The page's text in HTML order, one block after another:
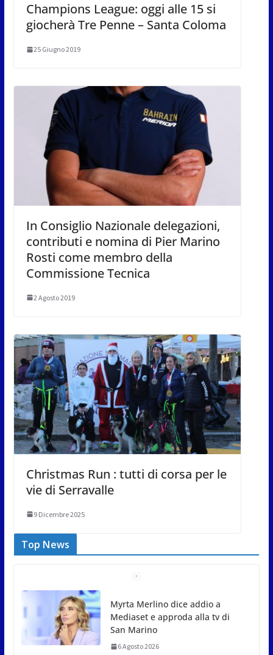
Champions League: oggi alle 15 si
giocherà Tre Penne – Santa Coloma
25 Giugno 2019
In Consiglio Nazionale delegazioni,
contributi e nomina di Pier Marino
Rosti come membro della
Commissione Tecnica
2 Agosto 2019
Christmas Run : tutti di corsa per le
vie di Serravalle
9 Dicembre 2025
Top News
Myrta Merlino dice addio a
Mediaset e approda alla tv di
San Marino
6 Agosto 2026